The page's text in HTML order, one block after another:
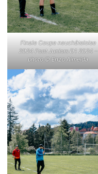
Finale Coupe neuchâteloise
2024 Foot Juniors D1 2024 –
photo © Enzo Almeida